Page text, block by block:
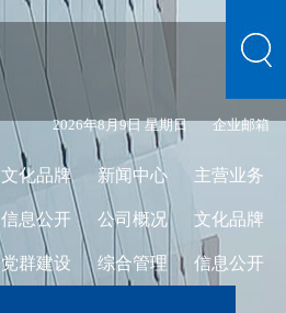
2026年8月9日 星期日 企业邮箱
文化品牌 新闻中心 主营业务
信息公开 公司概况 文化品牌
党群建设 综合管理 信息公开